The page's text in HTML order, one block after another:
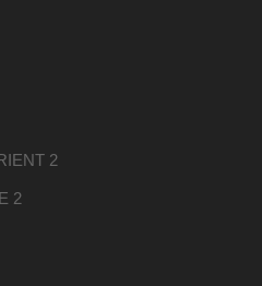
2
2